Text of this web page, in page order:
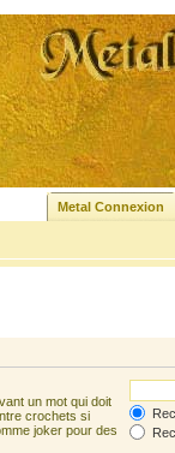
Metal Connexion
un mot qui doit
crochets si
joker pour des